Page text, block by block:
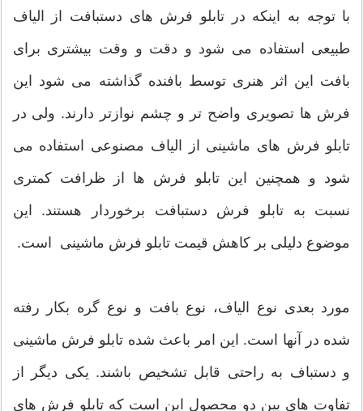
با توجه به اینکه در تابلو فرش های دستبافت از الیاف
طبیعی استفاده می شود و دقت و وقت بیشتری برای
بافت این اثر هنری توسط بافنده گذاشته می شود این
فرش ها تصویری واضح تر و چشم نوازتر دارند. ولی در
تابلو فرش های ماشینی از الیاف مصنوعی استفاده می
شود و همچنین این تابلو فرش ها از ظرافت کمتری
نسبت به تابلو فرش دستبافت برخوردار هستند. این
موضوع دلیلی بر کاهش قیمت تابلو فرش ماشینی است.
مورد بعدی نوع الیاف، نوع بافت و نوع گره بکار رفته
شده در آنها است. این امر باعث شده تابلو فرش ماشینی
و دستباف به راحتی قابل تشخیص باشند. یکی دیگر از
تفاوت های بین دو محصول این است که تابلو فرش های